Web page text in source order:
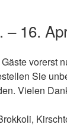
– 16.
vorerst
Sie
Vielen